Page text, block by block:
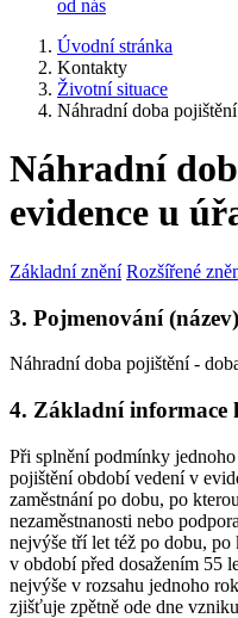
od nás
Úvodní stránka
Kontakty
Životní situace
Náhradní doba
Náhradní
evidence u
Základní znění Rozšířené
3. Pojmenování
Náhradní doba pojištění -
4. Základní informace
Při splnění podmínky
pojištění období vedení v
zaměstnání po dobu, po
nezaměstnanosti nebo
nejvýše tří let též po dobu,
v období před dosažením 55
nejvýše v rozsahu jednoho
zjišťuje zpětně ode dne